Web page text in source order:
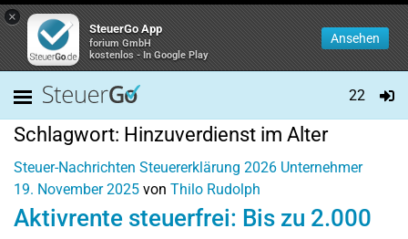
×
SteuerGo App
forium GmbH
kostenlos - In Google Play
Ansehen
22
Schlagwort: Hinzuverdienst im Alter
Steuer-Nachrichten Steuererklärung 2026 Unternehmer
19. November 2025 von Thilo Rudolph
Aktivrente steuerfrei: Bis zu 2.000